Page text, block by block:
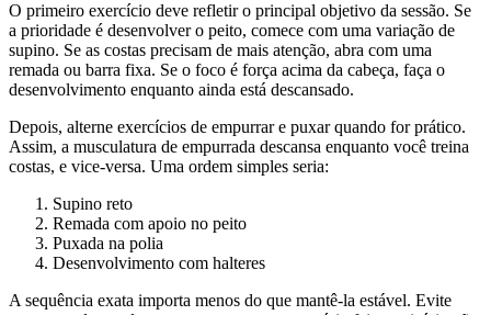
O primeiro exercício deve refletir o principal objetivo da sessão. Se
a prioridade é desenvolver o peito, comece com uma variação de
supino. Se as costas precisam de mais atenção, abra com uma
remada ou barra fixa. Se o foco é força acima da cabeça, faça o
desenvolvimento enquanto ainda está descansado.
Depois, alterne exercícios de empurrar e puxar quando for prático.
Assim, a musculatura de empurrada descansa enquanto você treina
costas, e vice-versa. Uma ordem simples seria:
Supino reto
Remada com apoio no peito
Puxada na polia
Desenvolvimento com halteres
A sequência exata importa menos do que mantê-la estável. Evite